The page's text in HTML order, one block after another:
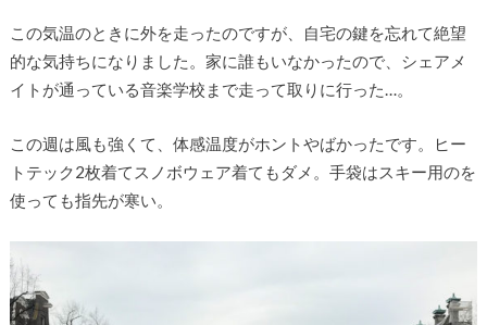
この気温のときに外を走ったのですが、自宅の鍵を忘れて絶望
的な気持ちになりました。家に誰もいなかったので、シェアメ
イトが通っている音楽学校まで走って取りに行った…。
この週は風も強くて、体感温度がホントやばかったです。ヒー
トテック2枚着てスノボウェア着てもダメ。手袋はスキー用のを
使っても指先が寒い。